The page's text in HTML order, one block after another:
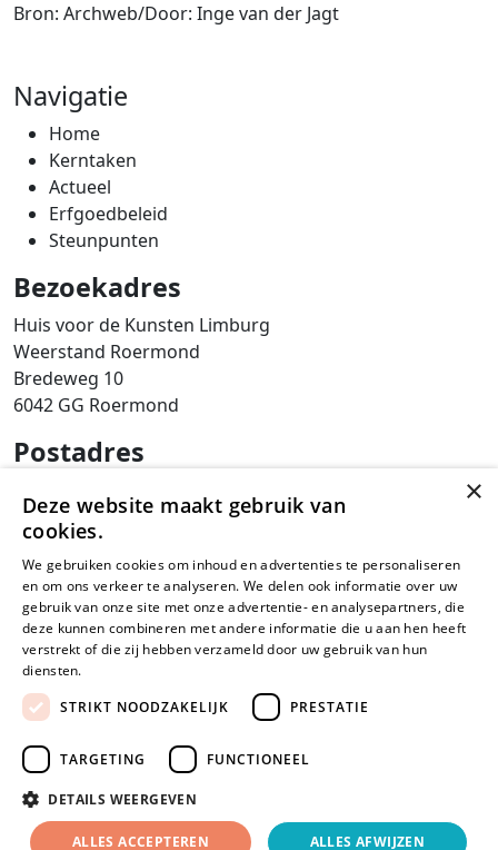
Bron: Archweb/Door: Inge van der Jagt
Navigatie
Home
Kerntaken
Actueel
Erfgoedbeleid
Steunpunten
Bezoekadres
Huis voor de Kunsten Limburg
Weerstand Roermond
Bredeweg 10
6042 GG Roermond
Postadres
Postbus 203
6040 AE ROERMOND
steunpunt@sam-limburg.nl
0475-399281
© 2026
Maatwerk
websitedoor
Privacyverklaring
×
Deze website maakt gebruik van
cookies.
We gebruiken cookies om inhoud en advertenties te personaliseren
en om ons verkeer te analyseren. We delen ook informatie over uw
gebruik van onze site met onze advertentie- en analysepartners, die
deze kunnen combineren met andere informatie die u aan hen heeft
verstrekt of die zij hebben verzameld door uw gebruik van hun
diensten.
STRIKT NOODZAKELIJK
PRESTATIE
TARGETING FUNCTIONEEL
DETAILS WEERGEVEN
ALLES ACCEPTEREN ALLES AFWIJZEN